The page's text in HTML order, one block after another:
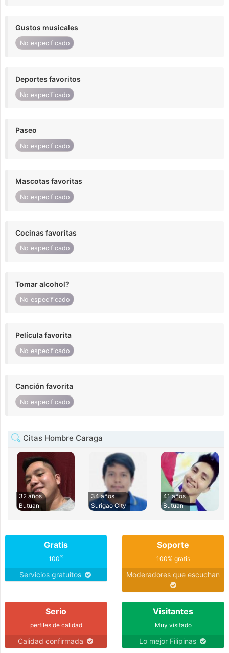
Gustos musicales
No especificado
Deportes favoritos
No especificado
Paseo
No especificado
Mascotas favoritas
No especificado
Cocinas favoritas
No especificado
Tomar alcohol?
No especificado
Película favorita
No especificado
Canción favorita
No especificado
Citas Hombre Caraga
32 años
Butuan
34 años
Surigao City
41 años
Butuan
Gratis
100%
Servicios gratuitos
Soporte
100% gratis
Moderadores que escuchan
Serio
perfiles de calidad
Calidad confirmada
Visitantes
Muy visitado
Lo mejor Filipinas